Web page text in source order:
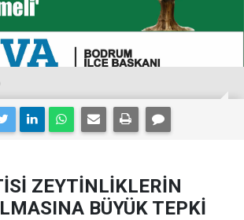
ZEYTİNLİKLERİN
BÜYÜK TEPKİ